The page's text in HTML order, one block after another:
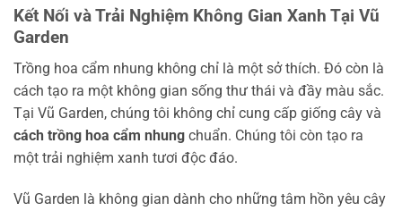
Kết Nối và Trải Nghiệm Không Gian Xanh Tại Vũ
Garden
Trồng hoa cẩm nhung không chỉ là một sở thích. Đó còn là
cách tạo ra một không gian sống thư thái và đầy màu sắc.
Tại Vũ Garden, chúng tôi không chỉ cung cấp giống cây và
cách trồng hoa cẩm nhung chuẩn. Chúng tôi còn tạo ra
một trải nghiệm xanh tươi độc đáo.
Vũ Garden là không gian dành cho những tâm hồn yêu cây